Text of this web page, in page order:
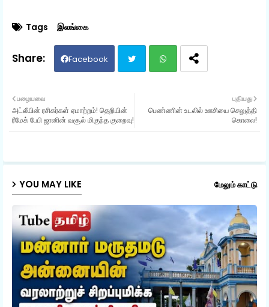
Tags இலங்கை
Facebook
ter ats
p
புதியது
பெண்ணின் உடலில் ஊசியை செலுத்தி
கொலை!
பழையவை
அட்லீயின் ரசிகர்கள் ஏமாற்றம்! தெறியின்
ரீமேக் பேபி ஜானின் வசூல் மிகுந்த குறைவு!
YOU MAY LIKE மேலும் காட்டு